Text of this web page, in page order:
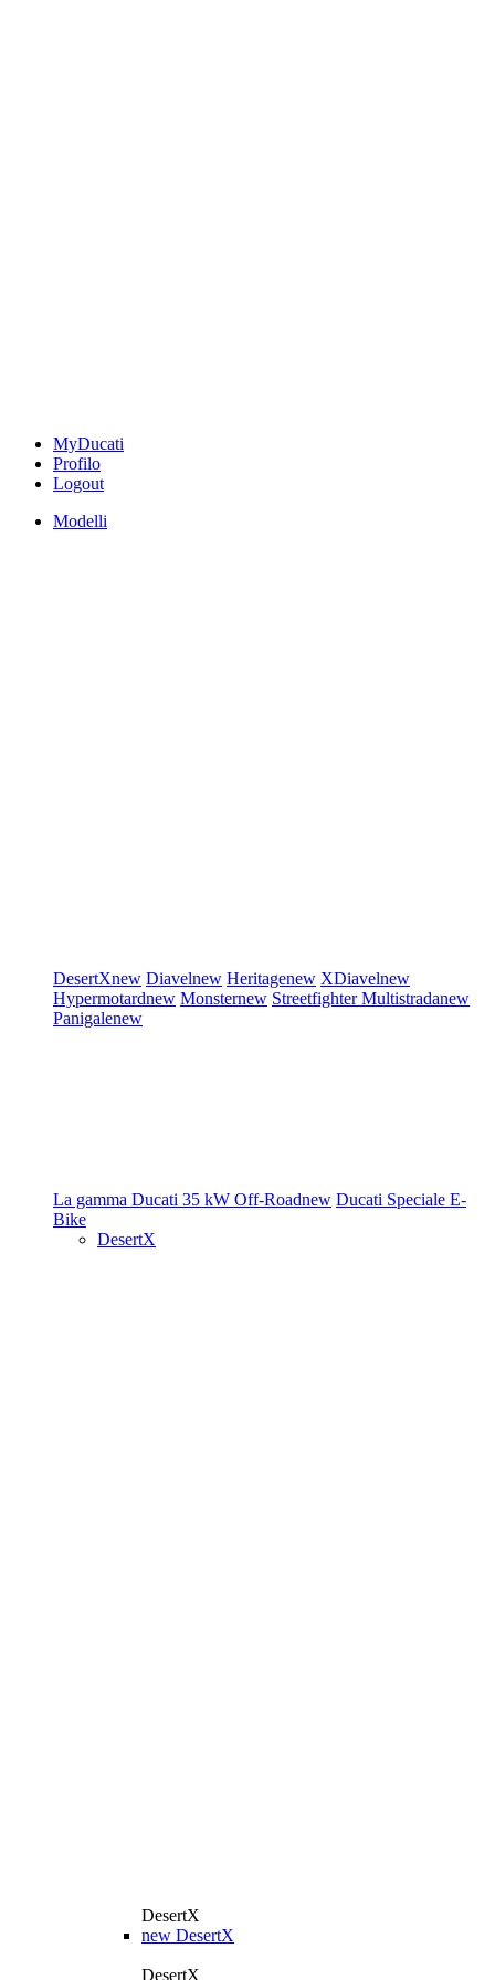
MyDucati
Profilo
Logout
Modelli
DesertXnew Diavelnew Heritagenew XDiavelnew
Hypermotardnew Monsternew StreetfighterMultistradanew
Panigalenew
La gamma Ducati 35 kW Off-Roadnew Ducati Speciale E-
Bike
DesertX
DesertX
new DesertX
DesertX